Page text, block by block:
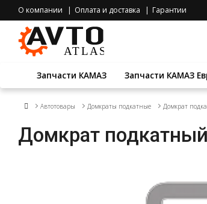
О компании Оплата и доставка Гарантии
Запчасти КАМАЗ Запчасти КАМАЗ
Автотовары Домкраты подкатные Домкрат
Домкрат